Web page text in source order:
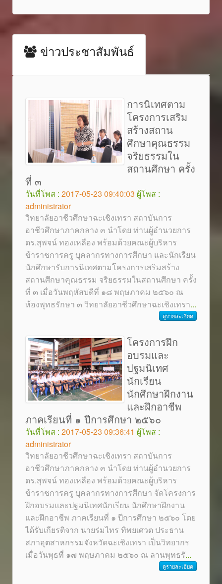
ข่าวประชาสัมพันธ์
การนิเทศตาม
โครงการเสริม
สร้างสถาน
ศึกษาคุณธรรม
จริยธรรมใน
สถานศึกษา ครั้ง
ที่ ๓
วันที่โพส : 2017-05-23 09:40:03 ผู้โพส :
administrator
วิทยาลัยอาชีวศึกษาฉะเชิงเทรา สถาบันการ
อาชีวศึกษาภาคกลาง ๓ นำโดย ท่านผู้อำนวยการ
ดร.สุพจน์ ทองเหลือง พร้อมด้วยคณะผู้บริหาร
ข้าราชการครู บุคลากรทางการศึกษา และนักเรียน
นักศึกษารับการนิเทศตามโครงการเสริมสร้าง
สถานศึกษาคุณธรรม จริยธรรมในสถานศึกษา ครั้ง
ที่ ๓ เมื่อวันพฤหัสบดีที่ ๑๘ พฤษภาคม ๒๕๖๐ ณ
ห้องพุทธรักษา ๓ วิทยาลัยอาชีวศึกษาฉะเชิงเทรา...
ดูรายละเอียด
โครงการฝึก
อบรมและ
ปฐมนิเทศ
นักเรียน
นักศึกษาฝึกงาน
และฝึกอาชีพ
ภาคเรียนที่ ๑ ปีการศึกษา ๒๕๖๐
วันที่โพส : 2017-05-23 09:36:41 ผู้โพส :
administrator
วิทยาลัยอาชีวศึกษาฉะเชิงเทรา สถาบันการ
อาชีวศึกษาภาคกลาง ๓ นำโดย ท่านผู้อำนวยการ
ดร.สุพจน์ ทองเหลือง พร้อมด้วยคณะผู้บริหาร
ข้าราชการครู บุคลากรทางการศึกษา จัดโครงการ
ฝึกอบรมและปฐมนิเทศนักเรียน นักศึกษาฝึกงาน
และฝึกอาชีพ ภาคเรียนที่ ๑ ปีการศึกษา ๒๕๖๐ โดย
ได้รับเกียรติจาก นายร่มไทร ทิพยเศวต ประธาน
สภาอุตสาหกรรมจังหวัดฉะเชิงเทรา เป็นวิทยากร
เมื่อวันพุธที่ ๑๗ พฤษภาคม ๒๕๖๐ ณ ลานพุทธรั...
ดูรายละเอียด